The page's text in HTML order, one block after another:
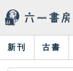
新刊 古書